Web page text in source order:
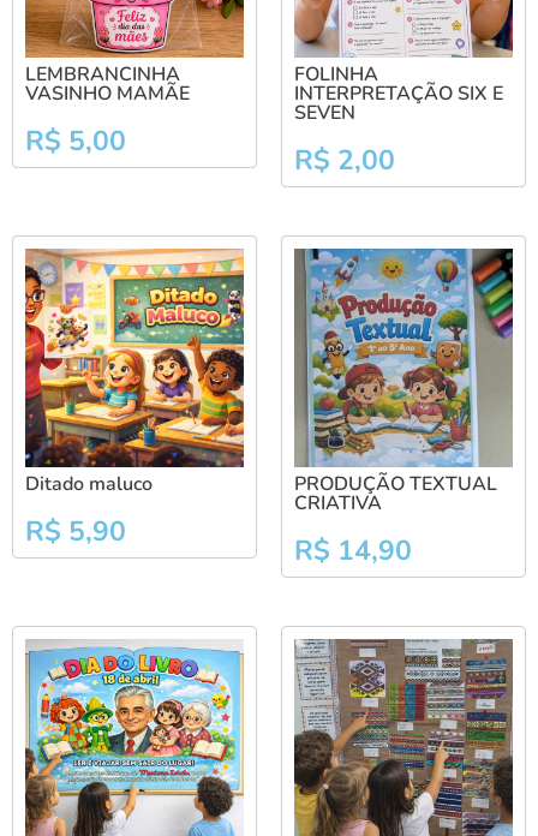
LEMBRANCINHA
VASINHO MAMÃE
R$ 5,00
FOLINHA
INTERPRETAÇÃO SIX E
SEVEN
R$ 2,00
Ditado maluco
R$ 5,90
PRODUÇÃO TEXTUAL
CRIATIVA
R$ 14,90